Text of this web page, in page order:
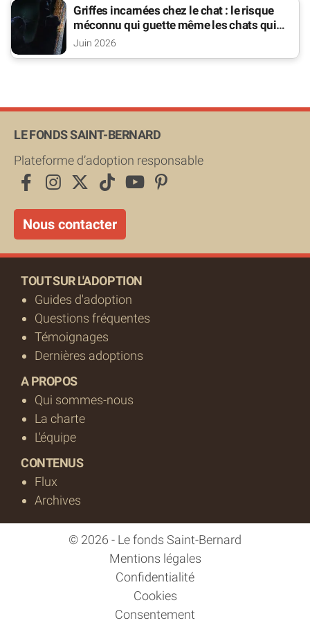
Griffes incarnées chez le chat : le risque
méconnu qui guette même les chats qui
sortent
Juin 2026
LE FONDS SAINT-BERNARD
Plateforme d’adoption responsable
Nous contacter
TOUT SUR L'ADOPTION
Guides d'adoption
Questions fréquentes
Témoignages
Dernières adoptions
A PROPOS
Qui sommes-nous
La charte
L'équipe
CONTENUS
Flux
Archives
© 2026 - Le fonds Saint-Bernard
Mentions légales
Confidentialité
Cookies
Consentement